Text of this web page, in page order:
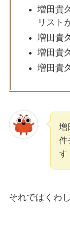
増田貴
リスト
増田貴
増田貴
増田貴
増
件
す
それではくわ